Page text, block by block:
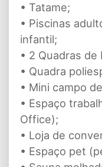
• Tatame;
• Piscinas
infantil;
• 2 Quadras
• Quadra
• Mini campo
• Espaço
Office);
• Loja de
• Espaço pet